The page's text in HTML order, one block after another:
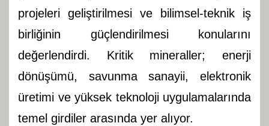
projeleri geliştirilmesi ve bilimsel-teknik iş
birliğinin güçlendirilmesi konularını
değerlendirdi. Kritik mineraller; enerji
dönüşümü, savunma sanayii, elektronik
üretimi ve yüksek teknoloji uygulamalarında
temel girdiler arasında yer alıyor.